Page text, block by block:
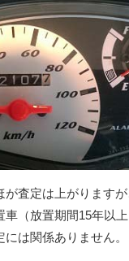
査定は上がりますが
車（放置期間15年以
は関係ありません。